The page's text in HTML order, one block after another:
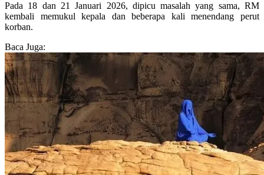
Pada 18 dan 21 Januari 2026, dipicu masalah yang sama, RM
kembali memukul kepala dan beberapa kali menendang perut
korban.
Baca Juga: